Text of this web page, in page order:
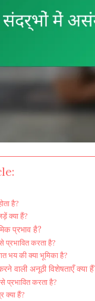
है?
क्या हैं?
प्रभाव है?
करता है?
भय की क्या भूमिका है?
वाली अनूठी विशेषताएँ क्या
प्रभावित करता है?
क्या हैं?